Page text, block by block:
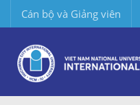
Cán bộ và Giảng viên